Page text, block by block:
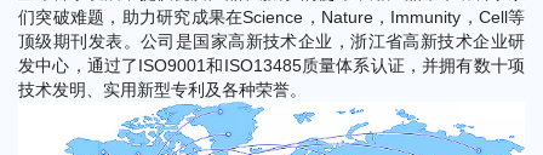
们突破难题，助力研究成果在Science，Nature，Immunity，Cell等
顶级期刊发表。公司是国家高新技术企业，浙江省高新技术企业研
发中心，通过了ISO9001和ISO13485质量体系认证，并拥有数十项
技术发明、实用新型专利及各种荣誉。